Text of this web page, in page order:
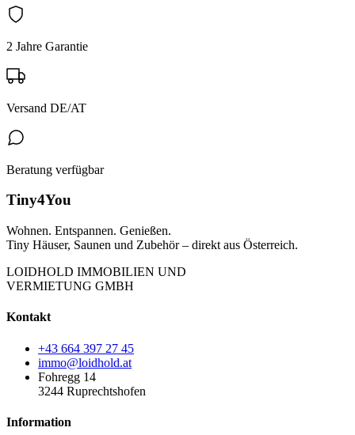
2 Jahre Garantie
Versand DE/AT
Beratung verfügbar
Tiny4You
Wohnen. Entspannen. Genießen.
Tiny Häuser, Saunen und Zubehör – direkt aus Österreich.
LOIDHOLD IMMOBILIEN UND
VERMIETUNG GMBH
Kontakt
+43 664 397 27 45
immo@loidhold.at
Fohregg 14
3244 Ruprechtshofen
Information